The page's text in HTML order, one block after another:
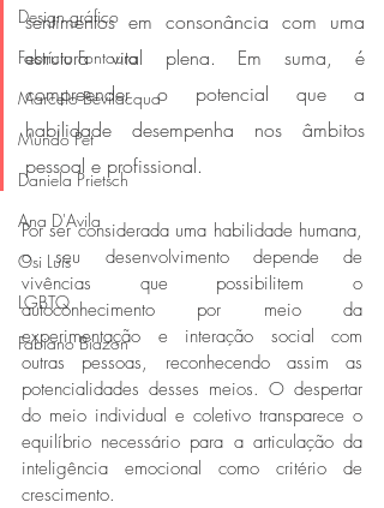
Design gráfico
Fabrício Fontoura
Marcelo Bevilacqua
Mundo Pet
Daniela Prietsch
Ana D'Avila
Osi Luís
LGBTQ
Fabiano Biazon
sentimentos em consonância com uma
estrutura vital plena. Em suma, é
compreender o potencial que a
habilidade desempenha nos âmbitos
pessoal e profissional.
Por ser considerada uma habilidade humana,
o seu desenvolvimento depende de
vivências que possibilitem o
autoconhecimento por meio da
experimentação e interação social com
outras pessoas, reconhecendo assim as
potencialidades desses meios. O despertar
do meio individual e coletivo transparece o
equilíbrio necessário para a articulação da
inteligência emocional como critério de
crescimento.